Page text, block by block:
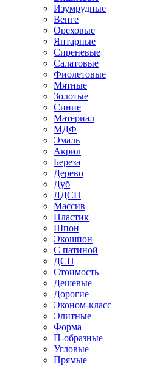
Изумрудные
Венге
Ореховые
Янтарные
Сиреневые
Салатовые
Фиолетовые
Мятные
Золотые
Синие
Материал
МДФ
Эмаль
Акрил
Береза
Дерево
Дуб
ЛДСП
Массив
Пластик
Шпон
Экошпон
С патиной
ДСП
Стоимость
Дешевые
Дорогие
Эконом-класс
Элитные
Форма
П-образные
Угловые
Прямые